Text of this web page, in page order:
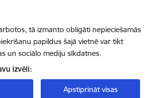
tā izmanto obligāti nepieciešamās
papildus šajā vietnē var tikt
un sociālo mediju sīkdatnes.
izvēli:
Apstiprināt visas